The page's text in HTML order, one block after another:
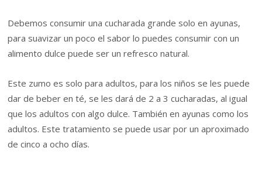
Debemos consumir una cucharada grande solo en ayunas,
para suavizar un poco el sabor lo puedes consumir con un
alimento dulce puede ser un refresco natural.
Este zumo es solo para adultos, para los niños se les puede
dar de beber en té, se les dará de 2 a 3 cucharadas, al igual
que los adultos con algo dulce. También en ayunas como los
adultos. Este tratamiento se puede usar por un aproximado
de cinco a ocho días.